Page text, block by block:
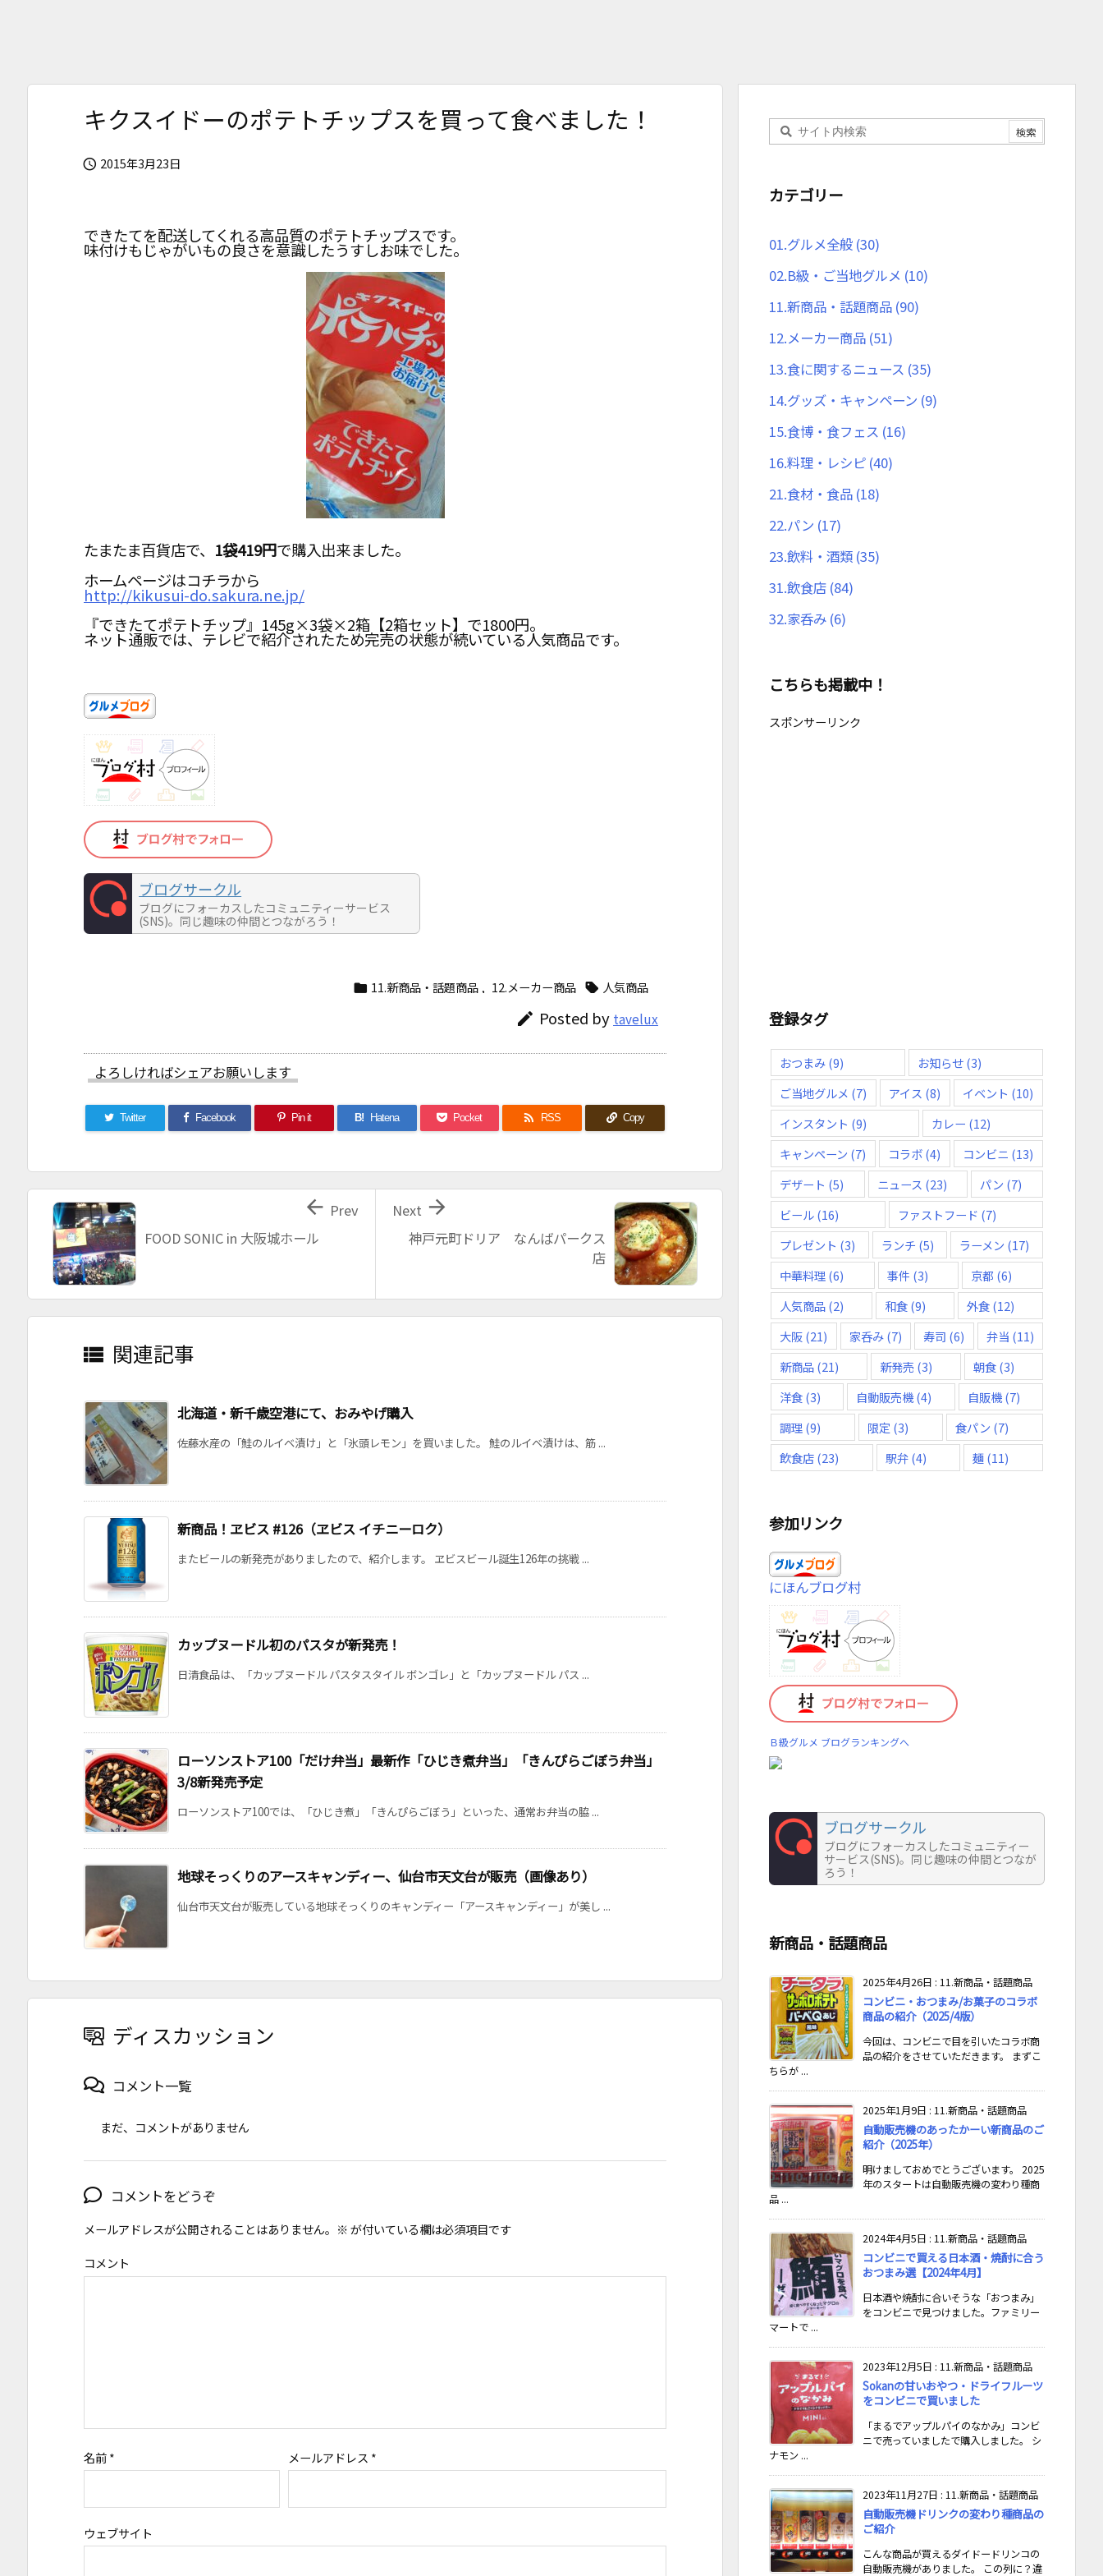
キクスイドーのポテトチップスを買って食べました！
 2015年3月23日
できたてを配送してくれる高品質のポテトチップスです。
味付けもじゃがいもの良さを意識したうすしお味でした。
たまたま百貨店で、 1袋419円で購入出来ました。
ホームページはコチラから
http://kikusui-do.sakura.ne.jp/
『できたてポテトチップ』145g×3袋×2箱【2箱セット】で1800円。
ネット通販では、テレビで紹介されたため完売の状態が続いている人気商品です。
ブログサークル
ブログにフォーカスしたコミュニティーサービス
(SNS)。同じ趣味の仲間とつながろう！
 11.新商品・話題商品 , 12.メーカー商品  人気商品
 Posted by tavelux
よろしければシェアお願いします
Twitter Facebook Pin it B! Hatena Pocket  RSS Copy
神戸元町ドリア なんばパークス
店

Next
FOOD SONIC in 大阪城ホール
 Prev
 関連記事
北海道・新千歳空港にて、おみやげ購入
佐藤水産の「鮭のルイベ漬け」と「氷頭レモン」を買いました。 鮭のルイベ漬けは、筋 ...
新商品！ヱビス #126（ヱビス イチニーロク）
またビールの新発売がありましたので、紹介します。 ヱビスビール誕生126年の挑戦 ...
カップヌードル初のパスタが新発売！
日清食品は、「カップヌードル パスタスタイル ボンゴレ」と「カップヌードル パス ...
ローソンストア100「だけ弁当」最新作「ひじき煮弁当」「きんぴらごぼう弁当」
3/8新発売予定
ローソンストア100では、「ひじき煮」「きんぴらごぼう」といった、通常お弁当の脇 ...
地球そっくりのアースキャンディー、仙台市天文台が販売（画像あり）
仙台市天文台が販売している地球そっくりのキャンディー「アースキャンディー」が美し ...
ディスカッション
コメント一覧
まだ、コメントがありません
コメントをどうぞ
メールアドレスが公開されることはありません。 ※が付いている欄は必須項目です
コメント
名前* メールアドレス *
ウェブサイト
カテゴリー
01.グルメ全般 (30)
02.B級・ご当地グルメ (10)
11.新商品・話題商品 (90)
12.メーカー商品 (51)
13.食に関するニュース (35)
14.グッズ・キャンペーン (9)
15.食博・食フェス (16)
16.料理・レシピ (40)
21.食材・食品 (18)
22.パン (17)
23.飲料・酒類 (35)
31.飲食店 (84)
32.家呑み (6)
こちらも掲載中！
スポンサーリンク
登録タグ
おつまみ(9) お知らせ(3)
ご当地グルメ (7) アイス (8) イベント (10)
インスタント (9) カレー (12)
キャンペーン (7) コラボ(4) コンビニ (13)
デザート (5) ニュース (23) パン (7)
ビール(16) ファストフード (7)
プレゼント (3) ランチ (5) ラーメン (17)
中華料理(6) 事件 (3) 京都 (6)
人気商品(2) 和食(9) 外食(12)
大阪(21) 家呑み(7) 寿司 (6) 弁当 (11)
新商品(21) 新発売 (3) 朝食(3)
洋食(3) 自動販売機(4) 自販機(7)
調理(9) 限定 (3) 食パン (7)
飲食店(23) 駅弁(4) 麺(11)
参加リンク
にほんブログ村
Ｂ級グルメ ブログランキングへ
ブログサークル
ブログにフォーカスしたコミュニティー
サービス(SNS)。同じ趣味の仲間とつなが
ろう！
新商品・話題商品
2025年4月26日 : 11.新商品・話題商品
コンビニ・おつまみ/お菓子のコラボ
商品の紹介（2025/4版）
今回は、コンビニで目を引いたコラボ商
品の紹介をさせていただきます。 まずこ
ちらが ...
2025年1月9日 : 11.新商品・話題商品
自動販売機のあったかーい新商品のご
紹介（2025年）
明けましておめでとうございます。 2025
年のスタートは自動販売機の変わり種商
品 ...
2024年4月5日 : 11.新商品・話題商品
コンビニで買える日本酒・焼酎に合う
おつまみ選【2024年4月】
日本酒や焼酎に合いそうな「おつまみ」
をコンビニで見つけました。ファミリー
マートで ...
2023年12月5日 : 11.新商品・話題商品
Sokanの甘いおやつ・ドライフルーツ
をコンビニで買いました
「まるでアップルパイのなかみ」コンビ
ニで売っていましたで購入しました。 シ
ナモン ...
2023年11月27日 : 11.新商品・話題商品
自動販売機ドリンクの変わり種商品の
ご紹介
こんな商品が買えるダイドードリンコの
自動販売機がありました。 この列に？違